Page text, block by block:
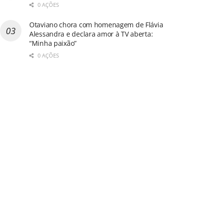
0 AÇÕES
Otaviano chora com homenagem de Flávia
Alessandra e declara amor à TV aberta:
“Minha paixão”
0 AÇÕES